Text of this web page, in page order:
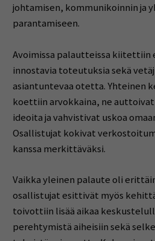
johtamisen, kommunikoinnin ja
parantamiseen.
Avoimissa palautteissa kiitettiin
innostavia toteutuksia sekä
asiantuntevaa otetta. Yhteinen
koettiin arvokkaina, ne auttoivat
ideoita ja vahvistivat uskoa
Osallistujat kokivat
kanssa merkittäväksi.
Vaikka yleinen palaute oli
osallistujat esittivät myös
toivottiin lisää aikaa
perehtymistä aiheisiin sekä